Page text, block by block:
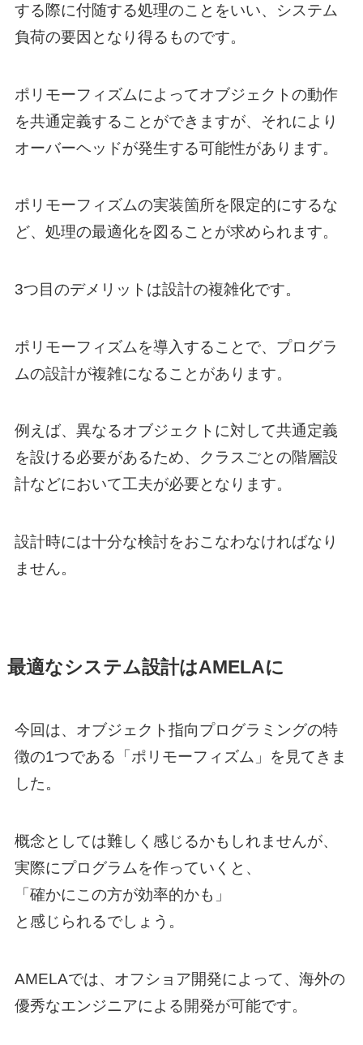
する際に付随する処理のことをいい、システム
負荷の要因となり得るものです。
ポリモーフィズムによってオブジェクトの動作
を共通定義することができますが、それにより
オーバーヘッドが発生する可能性があります。
ポリモーフィズムの実装箇所を限定的にするな
ど、処理の最適化を図ることが求められます。
3つ目のデメリットは設計の複雑化です。
ポリモーフィズムを導入することで、プログラ
ムの設計が複雑になることがあります。
例えば、異なるオブジェクトに対して共通定義
を設ける必要があるため、クラスごとの階層設
計などにおいて工夫が必要となります。
設計時には十分な検討をおこなわなければなり
ません。
最適なシステム設計はAMELAに
今回は、オブジェクト指向プログラミングの特
徴の1つである「ポリモーフィズム」を見てきま
した。
概念としては難しく感じるかもしれませんが、
実際にプログラムを作っていくと、
「確かにこの方が効率的かも」
と感じられるでしょう。
AMELAでは、オフショア開発によって、海外の
優秀なエンジニアによる開発が可能です。